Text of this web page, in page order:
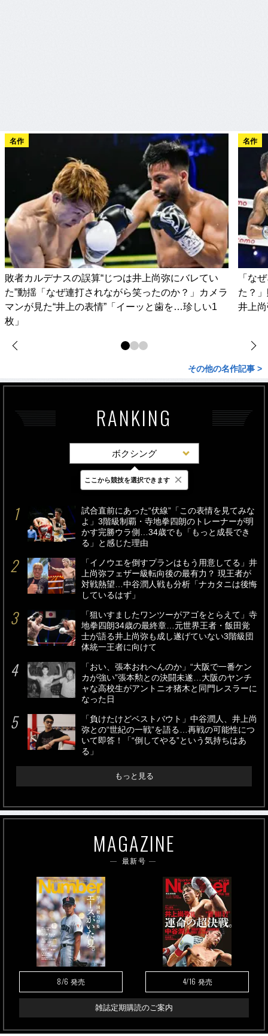
名作
敗者カルデナスの誤算“じつは井上尚弥にバレてい
た”動揺「なぜ連打されながら笑ったのか？」カメラ
マンが見た“井上の表情”「イーッと歯を…珍しい1
枚」
名作
「な
た？
井上
その他の名作記事 >
RANKING
ボクシング
最新 24時間 週間
試合直前にあった“伏線”「この表情を見てみな
よ」3階級制覇・寺地拳四朗のトレーナーが明
かす完勝ウラ側…34歳でも「もっと成長でき
る」と感じた理由
「イノウエを倒すプランはもう用意してる」井
上尚弥フェザー級転向後の最有力？ 現王者が
対戦熱望…中谷潤人戦も分析「ナカタニは後悔
しているはず」
「狙いすましたワンツーがアゴをとらえて」寺
地拳四朗34歳の最終章…元世界王者・飯田覚
士が語る井上尚弥も成し遂げていない3階級団
体統一王者に向けて
「おい、張本おれへんのか」“大阪で一番ケン
カが強い”張本勲との決闘未遂…大阪のヤンチ
ャな高校生がアントニオ猪木と同門レスラーに
なった日
「負けたけどベストバウト」中谷潤人、井上尚
弥との“世紀の一戦”を語る…再戦の可能性につ
いて即答！「“倒してやる”という気持ちはあ
る」
もっと見る
MAGAZINE
最新号
8/6 発売 4/16 発売
雑誌定期購読のご案内
ここから競技を選択できます ×